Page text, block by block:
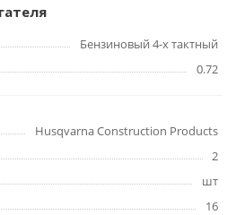
Бензиновый 4-х тактный
0.72
Husqvarna Construction Products
2
шт
16